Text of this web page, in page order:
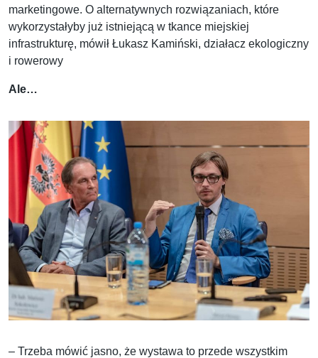
marketingowe. O alternatywnych rozwiązaniach, które
wykorzystałyby już istniejącą w tkance miejskiej
infrastrukturę, mówił Łukasz Kamiński, działacz ekologiczny
i rowerowy
Ale…
– Trzeba mówić jasno, że wystawa to przede wszystkim